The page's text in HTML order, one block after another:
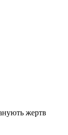
жертв